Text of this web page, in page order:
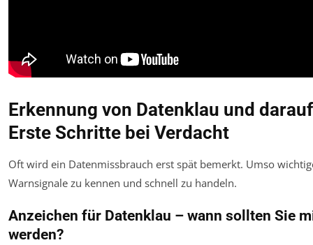
Erkennung von Datenklau und
Erste Schritte bei Verdacht
Oft wird ein Datenmissbrauch erst spät bemerkt. Umso
Warnsignale zu kennen und schnell zu handeln.
Anzeichen für Datenklau – wann sollten Sie
werden?